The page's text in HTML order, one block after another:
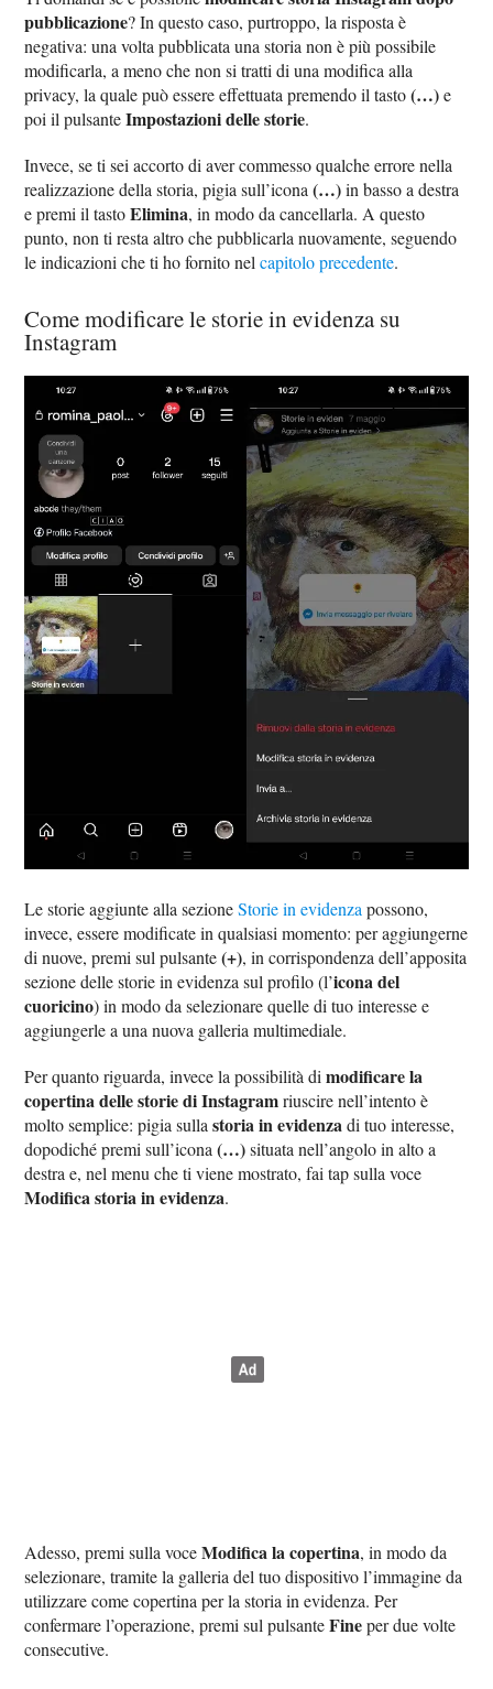
pubblicazione? In questo caso, purtroppo, la risposta è
negativa: una volta pubblicata una storia non è più possibile
modificarla, a meno che non si tratti di una modifica alla
privacy, la quale può essere effettuata premendo il tasto(…)e
poi il pulsanteImpostazioni delle storie.
Invece, se ti sei accorto di aver commesso qualche errore nella
realizzazione della storia, pigia sull’icona(…)in basso a destra
e premi il tastoElimina, in modo da cancellarla. A questo
punto, non ti resta altro che pubblicarla nuovamente, seguendo
le indicazioni che ti ho fornito nelcapitolo precedente.
Come modificare le storie in evidenza su
Instagram
Le storie aggiunte alla sezioneStorie in evidenzapossono,
invece, essere modificate in qualsiasi momento: per aggiungerne
di nuove, premi sul pulsante(+), in corrispondenza dell’apposita
sezione delle storie in evidenza sul profilo (l’icona del
cuoricino) in modo da selezionare quelle di tuo interesse e
aggiungerle a una nuova galleria multimediale.
Per quanto riguarda, invece la possibilità dimodificare la
copertina delle storie di Instagramriuscire nell’intento è
molto semplice: pigia sullastoria in evidenzadi tuo interesse,
dopodiché premi sull’icona(…)situata nell’angolo in alto a
destra e, nel menu che ti viene mostrato, fai tap sulla voce
Modifica storia in evidenza.
Adesso, premi sulla voceModifica la copertina, in modo da
selezionare, tramite la galleria del tuo dispositivo l’immagine da
utilizzare come copertina per la storia in evidenza. Per
confermare l’operazione, premi sul pulsanteFineper due volte
consecutive.